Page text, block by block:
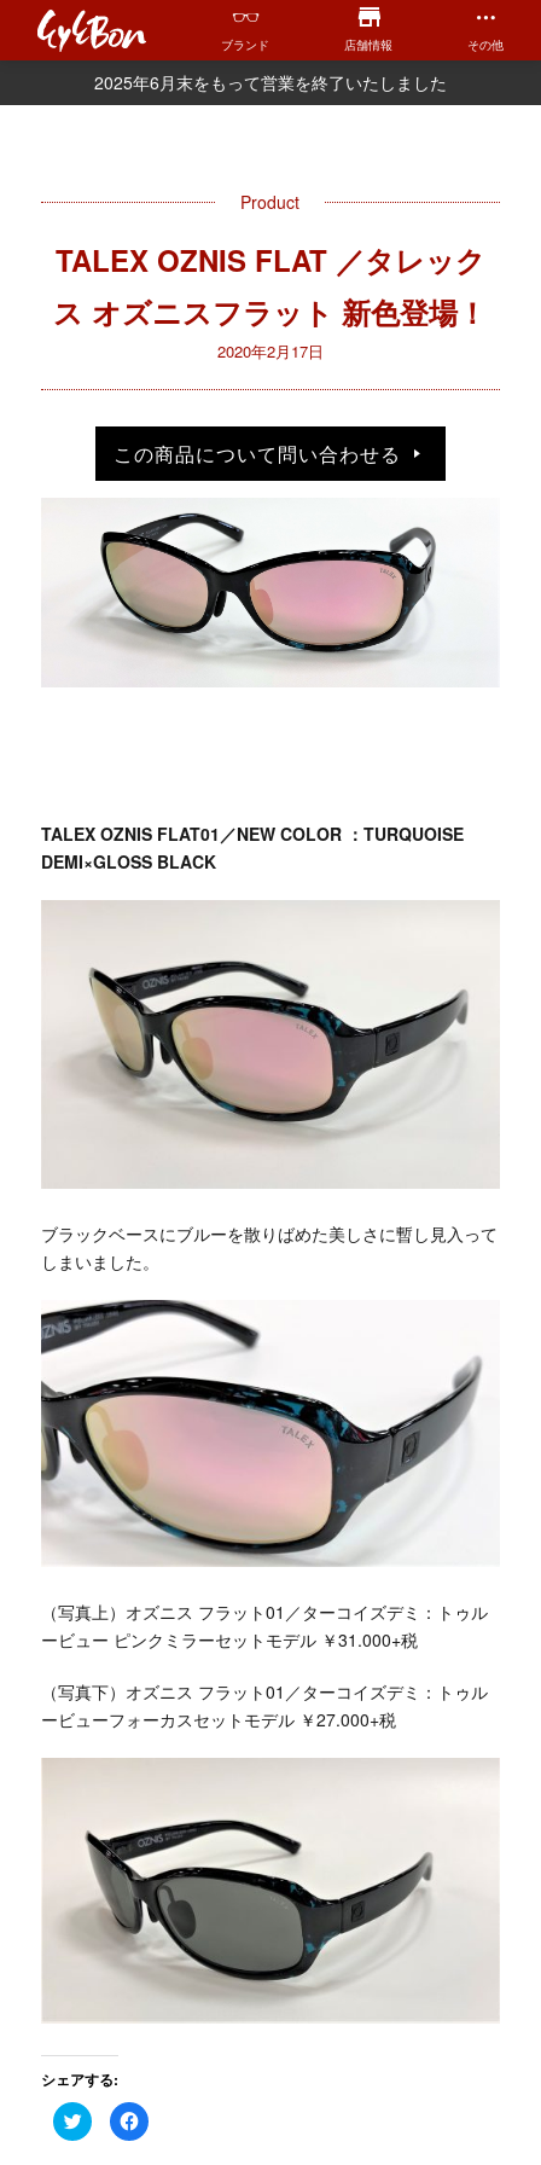
ブランド 店舗情報 その他
2025年6月末をもって営業を終了いたしました
Product
TALEX OZNIS FLAT ／タレック
ス オズニスフラット 新色登場！
2020年2月17日
この商品について問い合わせる
TALEX OZNIS FLAT01／NEW COLOR ：TURQUOISE
DEMI×GLOSS BLACK
ブラックベースにブルーを散りばめた美しさに暫し見入って
しまいました。
（写真上）オズニス フラット01／ターコイズデミ：トゥル
ービュー ピンクミラーセットモデル ￥31.000+税
（写真下）オズニス フラット01／ターコイズデミ：トゥル
ービューフォーカスセットモデル ￥27.000+税
シェアする:
ク
リ
Facebook
で